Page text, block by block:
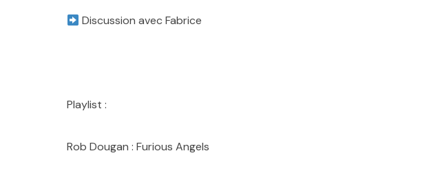
Discussion avec Fabrice
Playlist :
Rob Dougan : Furious Angels